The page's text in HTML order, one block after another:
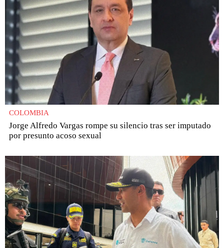
COLOMBIA
Jorge Alfredo Vargas rompe su silencio tras ser imputado
por presunto acoso sexual